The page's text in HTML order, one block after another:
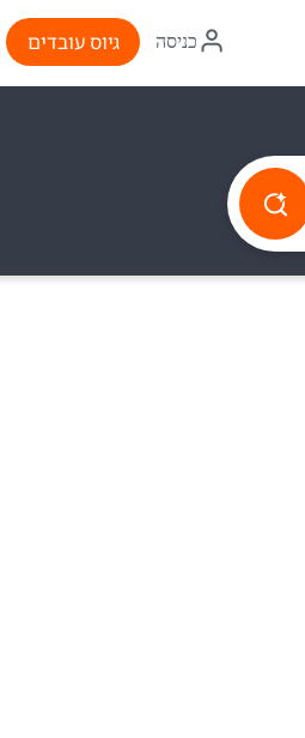
איקון
התחברות
כניסה גיוס עובדים